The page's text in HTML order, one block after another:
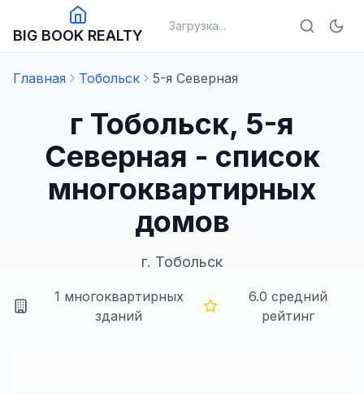
BIG BOOK REALTY
Загрузка...
Главная Тобольск 5-я Северная
г Тобольск, 5-я
Северная - список
многоквартирных
домов
г. Тобольск
1 многоквартирных
зданий
6.0 средний
рейтинг